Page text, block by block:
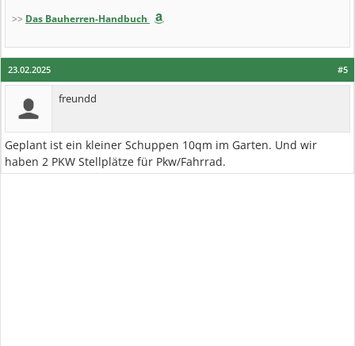
>> Das Bauherren-Handbuch
#5
23.02.2025
freundd
Geplant ist ein kleiner Schuppen 10qm im Garten. Und wir
haben 2 PKW Stellplätze für Pkw/Fahrrad.